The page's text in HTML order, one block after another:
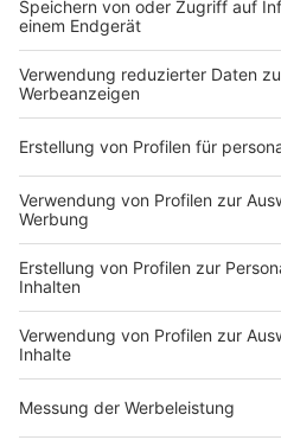
Töpfern mit Timo (15:30-
Start: 21.05.21
Alter: 6-14 Jahre
Kosten: 10 €
Wie oft: 7 Sitzungen
Eure Ideen zählen.
Billard, Kickern & Konsole &
Start: 21.05.21